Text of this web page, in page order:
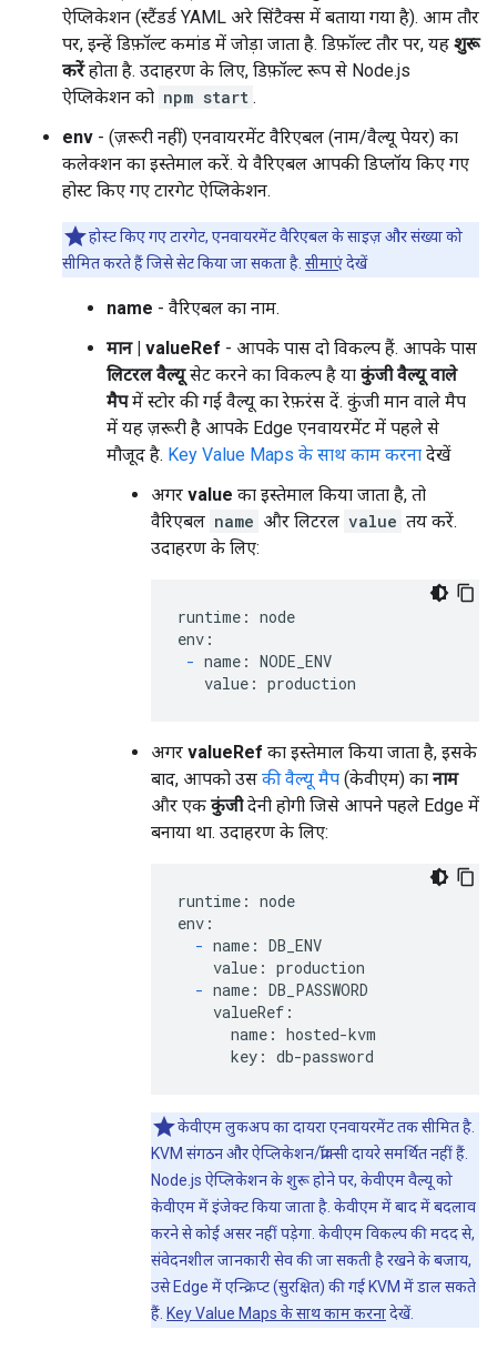
ऐप्लिकेशन (स्टैंडर्ड YAML अरे सिंटैक्स में बताया गया है). आम तौर
पर, इन्हें डिफ़ॉल्ट कमांड में जोड़ा जाता है. डिफ़ॉल्ट तौर पर, यह शुरू
करेंहोता है. उदाहरण के लिए, डिफ़ॉल्ट रूप से Node.js
ऐप्लिकेशन को npm start .
env - (ज़रूरी नहीं) एनवायरमेंट वैरिएबल (नाम/वैल्यू पेयर) का
कलेक्शन का इस्तेमाल करें. ये वैरिएबल आपकी डिप्लॉय किए गए
होस्ट किए गए टारगेट ऐप्लिकेशन.
होस्ट किए गए टारगेट, एनवायरमेंट वैरिएबल के साइज़ और संख्या को
सीमित करते हैं जिसे सेट किया जा सकता है. सीमाएंदेखें
name - वैरिएबल का नाम.
मान | valueRef - आपके पास दो विकल्प हैं. आपके पास
लिटरल वैल्यूसेट करने का विकल्प है या कुंजी वैल्यू वाले
मैपमें स्टोर की गई वैल्यू का रेफ़रंस दें. कुंजी मान वाले मैप
में यह ज़रूरी है आपके Edge एनवायरमेंट में पहले से
मौजूद है. Key Value Maps के साथ काम करना देखें
अगर value का इस्तेमाल किया जाता है, तो
वैरिएबल name और लिटरल value तय करें.
उदाहरण के लिए:
runtime: node
env:
- name: NODE_ENV
   value: production
अगर valueRef का इस्तेमाल किया जाता है, इसके
बाद, आपको उस की वैल्यू मैप (केवीएम) का नाम
और एक कुंजीदेनी होगी जिसे आपने पहले Edge में
बनाया था. उदाहरण के लिए:
runtime: node
env:
- name: DB_ENV
    value: production
- name: DB_PASSWORD
    valueRef:
      name: hosted-kvm
      key: db-password
केवीएम लुकअप का दायरा एनवायरमेंट तक सीमित है.
KVM संगठन और ऐप्लिकेशन/प्रॉक्सी दायरे समर्थित नहीं हैं.
Node.js ऐप्लिकेशन के शुरू होने पर, केवीएम वैल्यू को
केवीएम में इंजेक्ट किया जाता है. केवीएम में बाद में बदलाव
करने से कोई असर नहीं पड़ेगा. केवीएम विकल्प की मदद से,
संवेदनशील जानकारी सेव की जा सकती है रखने के बजाय,
उसे Edge में एन्क्रिप्ट (सुरक्षित) की गई KVM में डाल सकते
हैं. Key Value Maps के साथ काम करनादेखें.